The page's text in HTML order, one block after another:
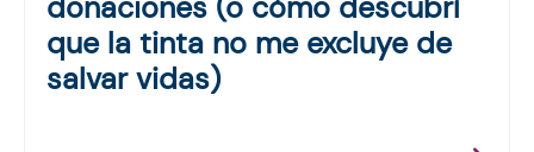
donaciones (o cómo descubrí
que la tinta no me excluye de
salvar vidas)